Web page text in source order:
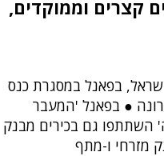
קצרים וממוקדים,
בפאנל במסגרת כנס
● בפאנל 'המעבר
השתתפו גם בכירים מבנק
מזרחי ו-מתף